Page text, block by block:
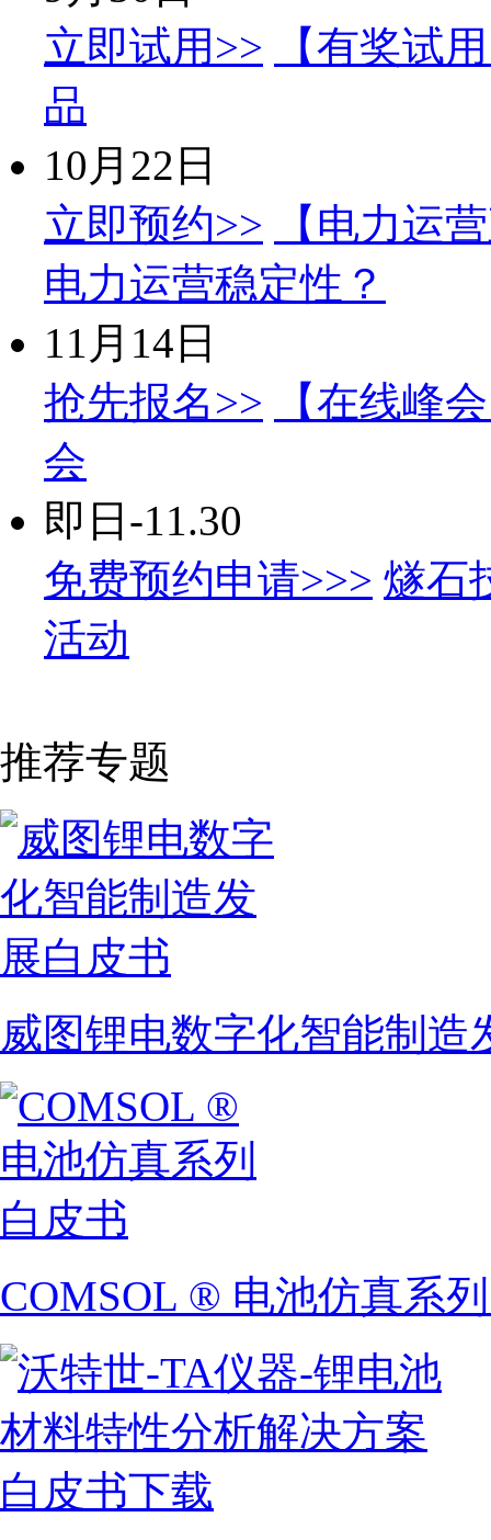
立即试用>>
【有奖试
品
10月22日
立即预约>>
【电力运
电力运营稳定性？
11月14日
抢先报名>>
【在线峰
会
即日-11.30
免费预约申请>>> 燧石
活动
推荐专题
威图锂电数字化智能制造
COMSOL ® 电池仿真系